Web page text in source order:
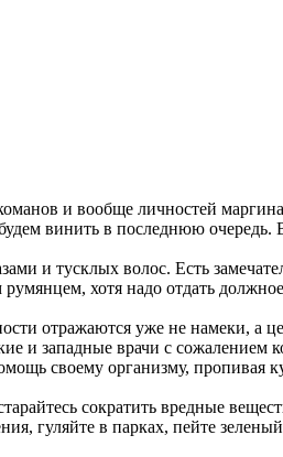
и вообще личностей
винить в последнюю
и тусклых волос. Есть
хотя надо отдать
отражаются уже не
и западные врачи с
своему организму,
сократить вредные
гуляйте в парках, пейте